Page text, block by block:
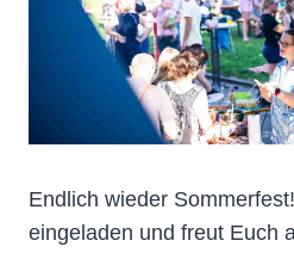
Endlich wieder
eingeladen und freut Euch